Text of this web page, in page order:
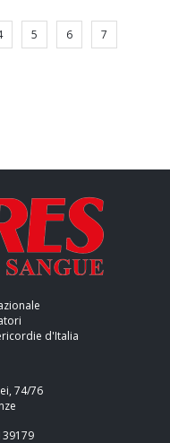
5 6 7
d'Italia
74/76